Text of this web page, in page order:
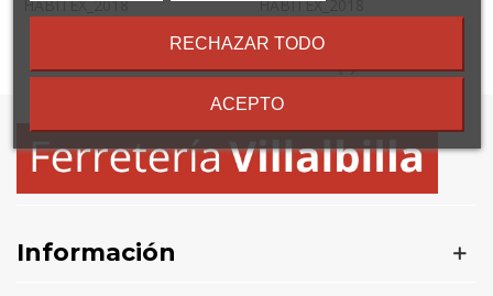
HABITEX_2018 HABITEX_2018
Mostrando1-2 de 2 artículo(s)
Información
términos
condiciones
RECHAZAR TODO
ACEPTO